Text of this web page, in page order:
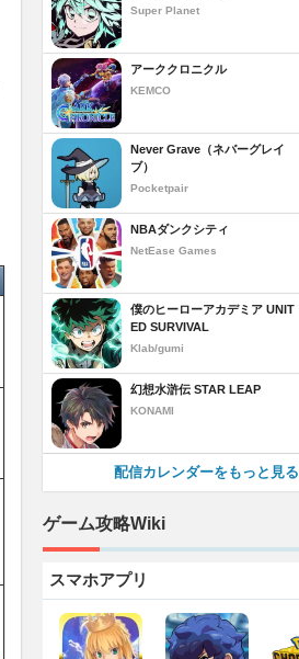
Super Planet
アーククロニクル
KEMCO
Never Grave（ネバーグレイ
ブ）
Pocketpair
NBAダンクシティ
NetEase Games
僕のヒーローアカデミア UNIT
ED SURVIVAL
Klab/gumi
幻想水滸伝 STAR LEAP
KONAMI
配信カレンダーをもっと見る
ゲーム攻略Wiki
スマホアプリ